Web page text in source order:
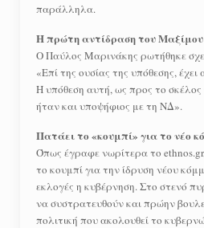
παράλληλα.
Η πρώτη αντίδραση του Μαξίμου
Ο Παύλος Μαρινάκης ρωτήθηκε
«Επί της ουσίας της υπόθεσης,
H υπόθεση αυτή, ως προς το
ήταν και υποψήφιος με τη ΝΔ».
Πατάει το «κουμπί» για το νέο
Όπως έγραφε νωρίτερα το
το κουμπί για την ίδρυση νέου
εκλογές η κυβέρνηση. Στο στενό
να συστρατευθούν και πρώην
πολιτική που ακολουθεί το